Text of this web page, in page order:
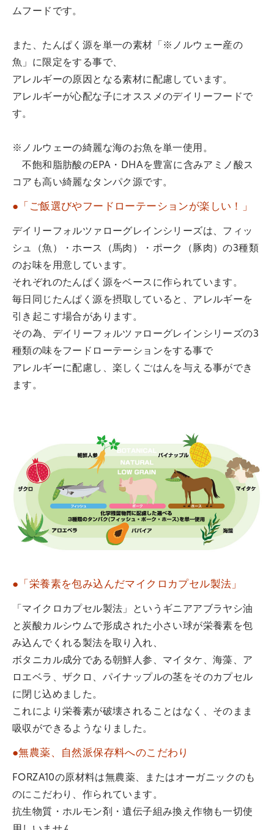
ムフードです。
また、たんぱく源を単一の素材「※ノルウェー産の
魚」に限定をする事で、
アレルギーの原因となる素材に配慮しています。
アレルギーが心配な子にオススメのデイリーフードで
す。
※ノルウェーの綺麗な海のお魚を単一使用。
不飽和脂肪酸のEPA・DHAを豊富に含みアミノ酸ス
コアも高い綺麗なタンパク源です。
●「ご飯選びやフードローテーションが楽しい！」
デイリーフォルツァローグレインシリーズは、フィッ
シュ（魚）・ホース（馬肉）・ポーク（豚肉）の3種類
のお味を用意しています。
それぞれのたんぱく源をベースに作られています。
毎日同じたんぱく源を摂取していると、アレルギーを
引き起こす場合があります。
その為、デイリーフォルツァローグレインシリーズの3
種類の味をフードローテーションをする事で
アレルギーに配慮し、楽しくごはんを与える事ができ
ます。
●「栄養素を包み込んだマイクロカプセル製法」
「マイクロカプセル製法」というギニアアブラヤシ油
と炭酸カルシウムで形成された小さい球が栄養素を包
み込んでくれる製法を取り入れ、
ボタニカル成分である朝鮮人参、マイタケ、海藻、ア
ロエベラ、ザクロ、パイナップルの茎をそのカプセル
に閉じ込めました。
これにより栄養素が破壊されることはなく、そのまま
吸収ができるようなりました。
●無農薬、自然派保存料へのこだわり
FORZA10の原材料は無農薬、またはオーガニックのも
のにこだわり、作られています。
抗生物質・ホルモン剤・遺伝子組み換え作物も一切使